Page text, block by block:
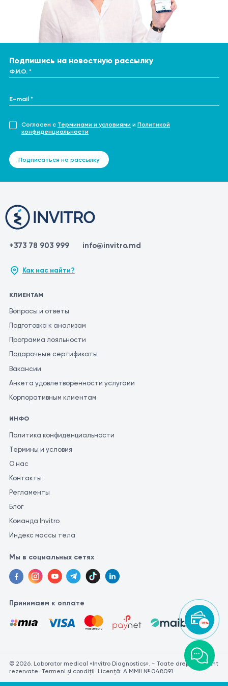
лактальбумину.
рентгенографии, КТ, МРТ) и физиотерапевтических
процедур, поскольку они могут повлиять на результаты
-15%
Подпишись на новостную рассылку
Ф.И.О. *
E-mail *
Согласен с Терминами и условиями и Политикой
конфиденциальности
Подписаться на рассылку
+373 78 903 999 info@invitro.md
Как нас найти?
КЛИЕНТАМ
Вопросы и ответы
Подготовка к анализам
Программа лояльности
Подарочные сертификаты
Вакансии
Анкета удовлетворенности услугами
Корпоративным клиентам
ИНФО
Политика конфиденциальности
Термины и условия
О нас
Контакты
Регламенты
Блог
Команда Invitro
Индекс массы тела
Мы в социальных сетях
Принимаем к оплате
© 2026. Laborator medical «Invitro Diagnostics». - Toate drepturile sunt
rezervate. Termeni și condiții. Licență: A MMII № 048091.